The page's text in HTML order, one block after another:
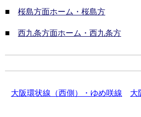
■ 桜島方面ホーム・桜島方
■ 西九条方面ホーム・西九条方
大阪環状線（西側）・ゆめ咲線 大